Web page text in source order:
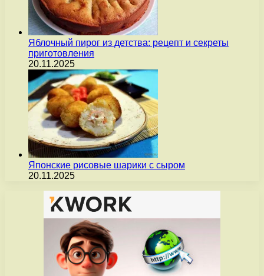
Яблочный пирог из детства: рецепт и секреты
приготовления
20.11.2025
Японские рисовые шарики с сыром
20.11.2025